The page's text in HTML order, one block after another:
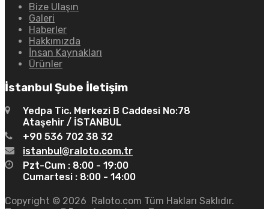
Bize Ulaşın
Galeri
Haberler
Hakkımızda
İnsan Kaynakları
Ürünler
İstanbul Şube İletişim
Yedpa Tic. Merkezi B Caddesi No:78
Ataşehir / İSTANBUL
+90 536 702 38 32
istanbul@raloto.com.tr
Pzt-Cum : 8:00 - 19:00
Cumartesi : 8:00 - 14:00
Copyright © 2026 Raloto.com Tüm Hakları Saklıdır.